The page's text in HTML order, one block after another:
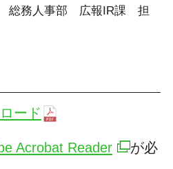
総務人事部 広報IR課 担
ード
Acrobat Reader
が必